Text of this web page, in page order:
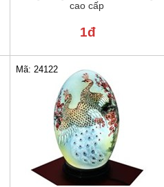
cao cấp
1đ
Mã: 24122